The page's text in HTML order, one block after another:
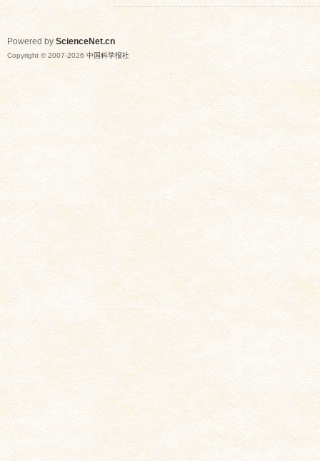
Powered by ScienceNet.cn
Copyright © 2007-2026 中国科学报社